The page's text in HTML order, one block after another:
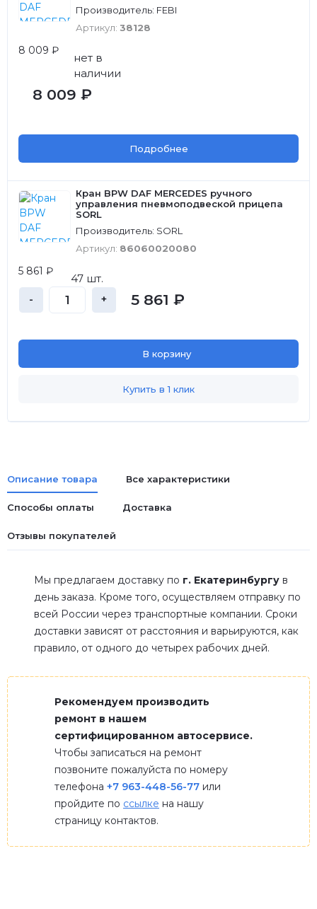
Производитель: FEBI
Артикул: 38128
8 009 ₽
нет в
наличии
8 009 ₽
Подробнее
Кран BPW DAF MERCEDES ручного
управления пневмоподвеской прицепа
SORL
Производитель: SORL
Артикул: 86060020080
5 861 ₽
47 шт.
- + 5 861 ₽
В корзину
Купить в 1 клик
Описание товара Все характеристики
Способы оплаты Доставка
Отзывы покупателей
Мы предлагаем доставку по г. Екатеринбургу в
день заказа. Кроме того, осуществляем отправку по
всей России через транспортные компании. Сроки
доставки зависят от расстояния и варьируются, как
правило, от одного до четырех рабочих дней.
Рекомендуем производить
ремонт в нашем
сертифицированном автосервисе.
Чтобы записаться на ремонт
позвоните пожалуйста по номеру
телефона +7 963-448-56-77 или
пройдите по ссылке на нашу
страницу контактов.